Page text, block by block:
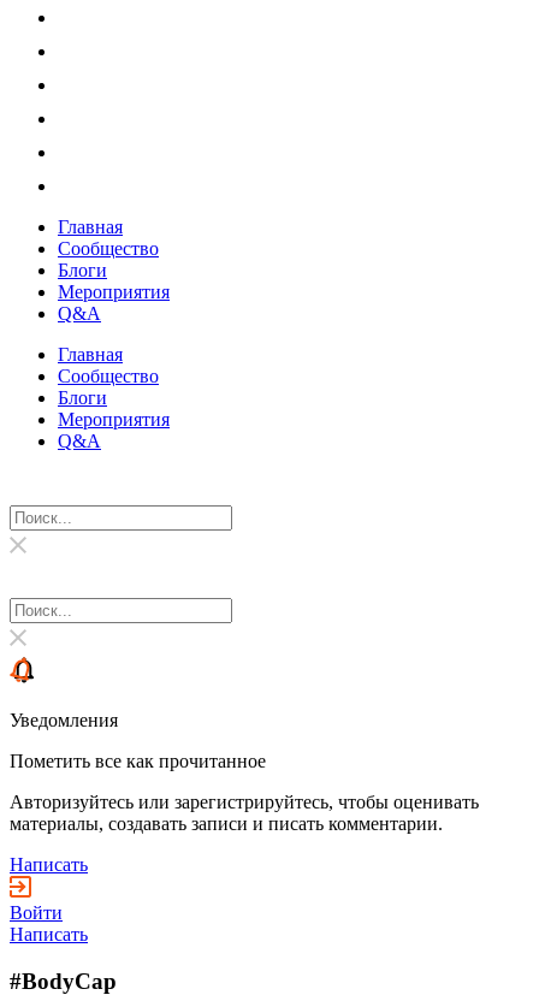
Главная
Сообщество
Блоги
Мероприятия
Q&A
Главная
Сообщество
Блоги
Мероприятия
Q&A
Уведомления
Пометить все как прочитанное
Авторизуйтесь или зарегистрируйтесь, чтобы оценивать
материалы, создавать записи и писать комментарии.
Написать
Войти
Написать
#BodyCap